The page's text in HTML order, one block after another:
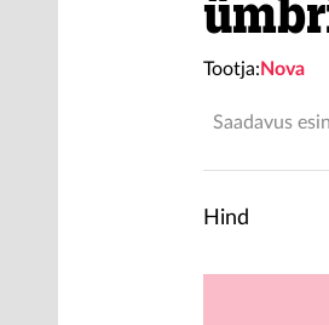
Tootja: Nova
Saadavus
Hind